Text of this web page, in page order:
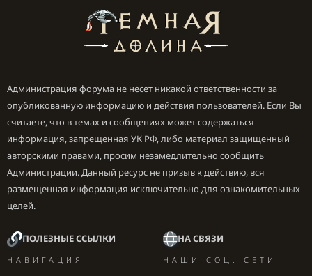
Администрация форума не несет никакой ответственности за
опубликованную информацию и действия пользователей. Если Вы
считаете, что в темах и сообщениях может содержаться
информация, запрещенная УК РФ, либо материал защищенный
авторскими правами, просим незамедлительно сообщить
Администрации. Данный ресурс не призыв к действию, вся
размещенная информация исключительно для ознакомительных
целей.
ПОЛЕЗНЫЕ ССЫЛКИ
НАВИГАЦИЯ
НА СВЯЗИ
НАШИ СОЦ. СЕТИ